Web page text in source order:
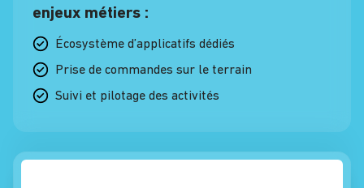
enjeux métiers :
Écosystème d’applicatifs dédiés
Prise de commandes sur le terrain
Suivi et pilotage des activités